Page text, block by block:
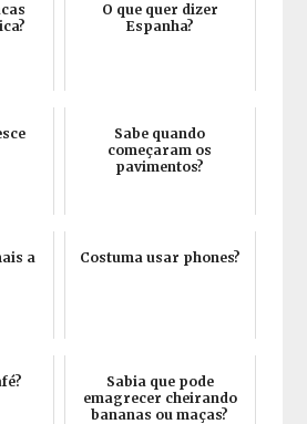
O que quer dizer
Espanha?
Sabe quando
começaram os
pavimentos?
a
Costuma usar phones?
Sabia que pode
emagrecer cheirando
bananas ou maças?